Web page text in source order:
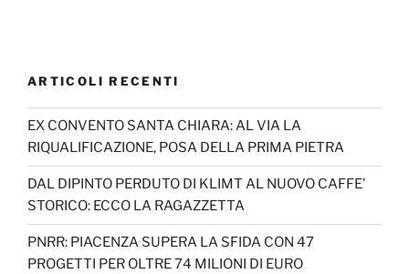
ARTICOLI RECENTI
EX CONVENTO SANTA CHIARA: AL VIA LA
RIQUALIFICAZIONE, POSA DELLA PRIMA PIETRA
DAL DIPINTO PERDUTO DI KLIMT AL NUOVO CAFFE’
STORICO: ECCO LA RAGAZZETTA
PNRR: PIACENZA SUPERA LA SFIDA CON 47
PROGETTI PER OLTRE 74 MILIONI DI EURO